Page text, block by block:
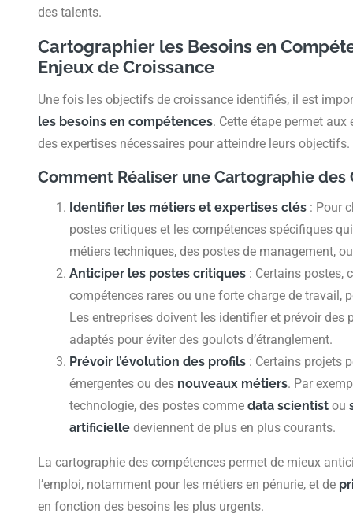
des talents.
Cartographier les Besoins en
Enjeux de Croissance
Une fois les objectifs de croissance identifiés, il est
les besoins en compétences. Cette étape permet aux
des expertises nécessaires pour atteindre leurs objectifs.
Comment Réaliser une Cartographie des
Identifier les métiers et expertises clés : Pour
postes critiques et les compétences spécifiques
métiers techniques, des postes de management,
Anticiper les postes critiques : Certains postes,
compétences rares ou une forte charge de travail,
Les entreprises doivent les identifier et prévoir
adaptés pour éviter des goulots d’étranglement.
Prévoir l’évolution des profils : Certains projets
émergentes ou des nouveaux métiers. Par
technologie, des postes commedata scientist ou
artificielle deviennent de plus en plus courants.
La cartographie des compétences permet de mieux
l’emploi, notamment pour les métiers en pénurie, et de
en fonction des besoins les plus urgents.